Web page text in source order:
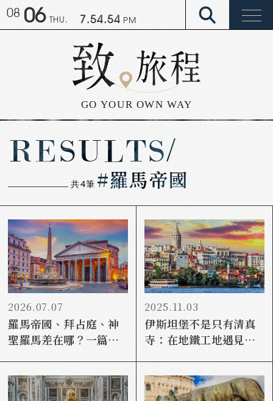
7.54.54 PM
08 06 THU.
GO YOUR OWN WAY
RESULTS/
共4筆 #羅馬帝國
2026.07.07
羅馬帝國、拜占庭、神
聖羅馬差在哪？一篇看
2025.11.03
伊斯坦堡不是只有清真
寺：在地鐵工地遇見羅